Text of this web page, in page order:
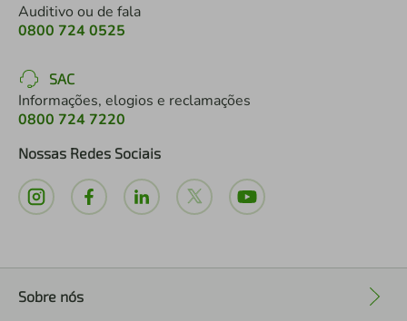
Auditivo ou de fala
0800 724 0525
SAC
Informações, elogios e reclamações
0800 724 7220
Nossas Redes Sociais
Sobre nós